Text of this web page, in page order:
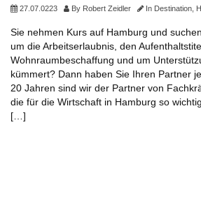
27.07.0223 By Robert Zeidler In Destination
Sie nehmen Kurs auf Hamburg und
um die Arbeitserlaubnis, den
Wohnraumbeschaffung und um
kümmert? Dann haben Sie Ihren Partner
20 Jahren sind wir der Partner von
die für die Wirtschaft in Hamburg so
[…]